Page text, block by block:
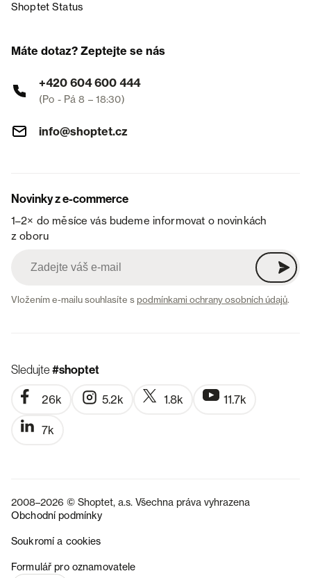
Shoptet Status
Máte dotaz? Zeptejte se nás
+420 604 600 444
(Po - Pá 8 – 18:30)
info@shoptet.cz
Novinky z e-commerce
1–2× do měsíce vás budeme informovat o novinkách
z oboru
Vložením e-mailu souhlasíte spodmínkami ochrany osobních údajů.
Sledujte#shoptet
26k 5.2k 1.8k 11.7k
7k
2008–2026 © Shoptet, a.s. Všechna práva vyhrazena
Obchodní podmínky
Soukromí a cookies
Formulář pro oznamovatele